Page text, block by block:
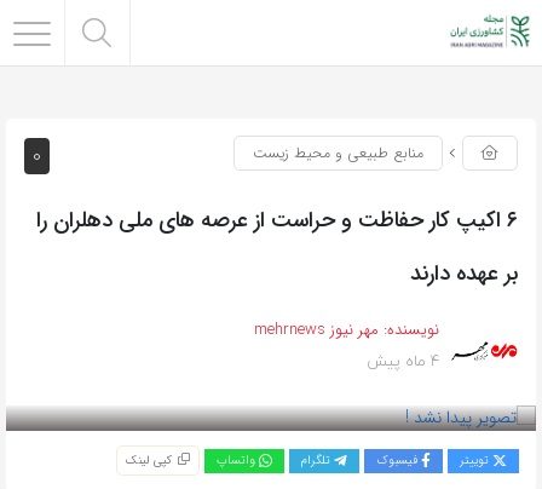
0 منابع طبیعی و محیط زیست
۶ اکیپ کار حفاظت و حراست از عرصه های ملی دهلران را
بر عهده دارند
نویسنده: مهر نیوز mehrnews
4 ماه پیش
توییتر فیسبوک تلگرام واتساپ کپی لینک